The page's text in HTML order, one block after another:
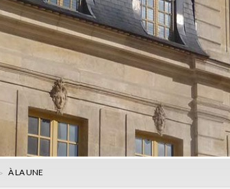
À LA UNE